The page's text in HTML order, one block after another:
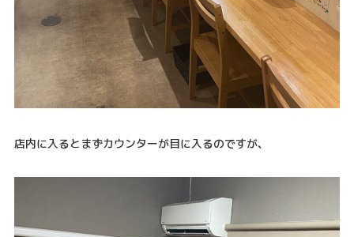
店内に入るとまずカウンターが目に入るのですが、